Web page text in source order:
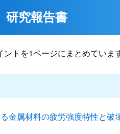
究報告書
トを1ページにまとめています
金属材料の疲労強度特性と破